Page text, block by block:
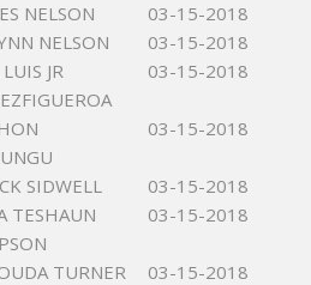
NELSON
03-15-2018
NELSON
03-15-2018
JR
03-15-2018
03-15-2018
SIDWELL
03-15-2018
TESHAUN
03-15-2018
TURNER
03-15-2018